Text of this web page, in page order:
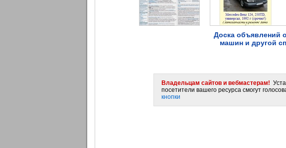
Доска объявлений
машин и другой
Владельцам сайтов и вебмастерам!
посетители вашего ресурса смогут
кнопки